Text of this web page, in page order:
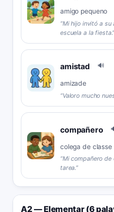
amigo pequeno
“Mi hijo invitó a su
escuela a la fiesta.”
amistad 🔊
amizade
“Valoro mucho
compañero
colega de classe
“Mi compañero de
tarea.”
A2 — Elementar (6